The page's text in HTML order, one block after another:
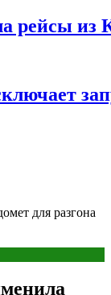
рейсы из
для разгона